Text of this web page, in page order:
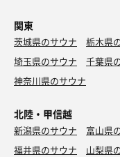
関東
茨城県のサウナ 栃木県
埼玉県のサウナ
千葉県
神奈川県のサウナ
北陸・甲信越
新潟県のサウナ 富山県
福井県のサウナ
山梨県